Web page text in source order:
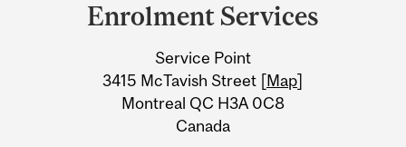
Information
Enrolment Services
Service Point
3415 McTavish Street [Map]
Montreal QC H3A 0C8
Canada